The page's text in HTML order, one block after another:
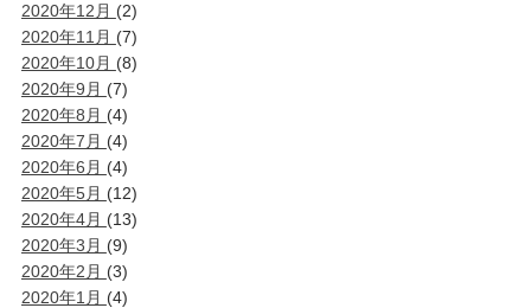
2020年12月 (2)
2020年11月 (7)
2020年10月 (8)
2020年9月 (7)
2020年8月 (4)
2020年7月 (4)
2020年6月 (4)
2020年5月 (12)
2020年4月 (13)
2020年3月 (9)
2020年2月 (3)
2020年1月 (4)